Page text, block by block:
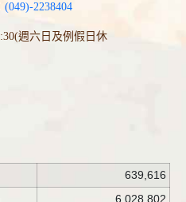
(049)-2238404
週六日及例假日休
639,616
6,028,802